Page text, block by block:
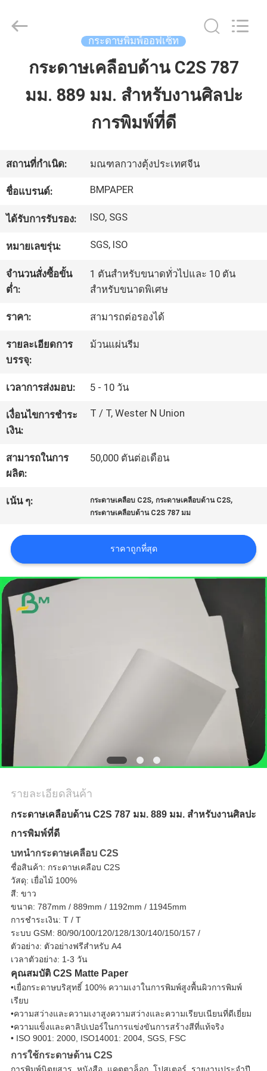
บ้าน
เกี่ยว
กับ
เรา
โรงงาน
ควบคุม
คุณภาพ
ติดต่อ
เรา
ข่าว
กรณี
แผนผัง
เว็บไซต์
นโยบาย
ความ
เป็น
ส่วน
2026
GUANGZHOU
กระดาษพิมพ์ออฟเซ็ท
กระดาษเคลือบด้าน C2S 787
มม. 889 มม. สำหรับงานศิลปะ
การพิมพ์ที่ดี
สถานที่กำเนิด: มณฑลกวางตุ้งประเทศจีน
ชื่อแบรนด์: BMPAPER
ได้รับการรับรอง: ISO, SGS
หมายเลขรุ่น: SGS, ISO
จำนวนสั่งซื้อขั้น
ต่ำ:
1 ตันสำหรับขนาดทั่วไปและ 10 ตัน
สำหรับขนาดพิเศษ
ราคา: สามารถต่อรองได้
รายละเอียดการ
บรรจุ:
ม้วนแผ่นรีม
เวลาการส่งมอบ: 5 - 10 วัน
เงื่อนไขการชำระ
เงิน:
T / T, Wester N Union
สามารถในการ
ผลิต:
50,000 ตันต่อเดือน
เน้น ๆ: กระดาษเคลือบ C2S, กระดาษเคลือบด้าน C2S,
กระดาษเคลือบด้าน C2S 787 มม
ราคาถูกที่สุด
รายละเอียดสินค้า
กระดาษเคลือบด้าน C2S 787 มม. 889 มม. สำหรับงานศิลปะ
การพิมพ์ที่ดี
บทนำกระดาษเคลือบ C2S
ชื่อสินค้า: กระดาษเคลือบ C2S
วัสดุ: เยื่อไม้ 100%
สี: ขาว
ขนาด: 787mm / 889mm / 1192mm / 11945mm
การชำระเงิน: T / T
ระบบ GSM: 80/90/100/120/128/130/140/150/157 /
ตัวอย่าง: ตัวอย่างฟรีสำหรับ A4
เวลาตัวอย่าง: 1-3 วัน
คุณสมบัติ C2S Matte Paper
•เยื่อกระดาษบริสุทธิ์ 100% ความเงาในการพิมพ์สูงพื้นผิวการพิมพ์
เรียบ
•ความสว่างและความเงาสูงความสว่างและความเรียบเนียนที่ดีเยี่ยม
•ความแข็งและคาลิปเปอร์ในการแข่งขันการสร้างสีที่แท้จริง
• ISO 9001: 2000, ISO14001: 2004, SGS, FSC
การใช้กระดาษด้าน C2S